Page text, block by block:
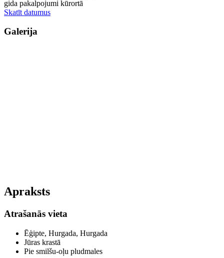
gida pakalpojumi kūrortā
Skatīt datumus
Galerija
Apraksts
Atrašanās vieta
Ēģipte, Hurgada, Hurgada
Jūras krastā
Pie smilšu-oļu pludmales